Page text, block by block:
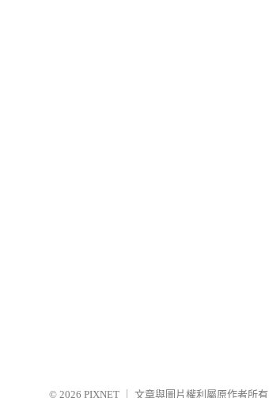
© 2026 PIXNET 文章與圖片權利屬原作者所有